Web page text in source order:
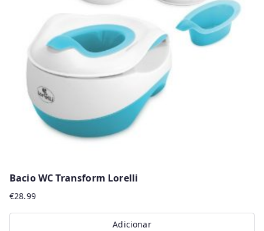
Bacio WC Transform Lorelli
€28.99
Adicionar